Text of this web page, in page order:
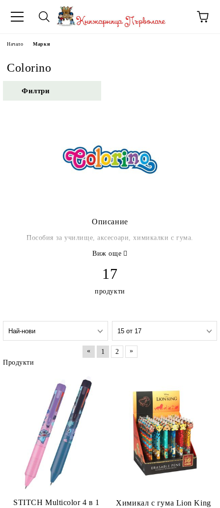
Начало Марки
Colorino
Филтри
Описание
Пособия за училище, аксесоари, химикалки с гума.
Виж още
17
продукти
« 1 2
»
Продукти
STITCH Multicolor 4 в 1
Химикал с гума Lion King